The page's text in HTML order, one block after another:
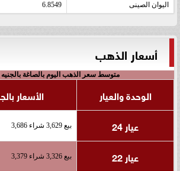
اليوان الصينى 6.8549
أسعار الذهب
متوسط سعر الذهب اليوم بالصاغة
الوحدة والعيار
الأسعار
عيار 24
بيع 3,629 شراء 3,686
عيار 22 بيع 3,326 شراء 3,379